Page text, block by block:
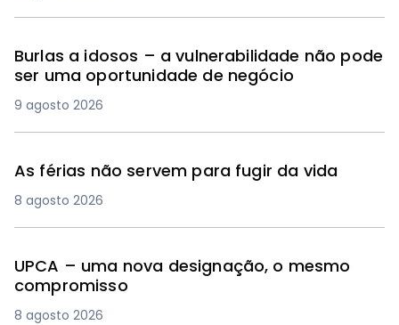
Burlas a idosos – a vulnerabilidade não pode
ser uma oportunidade de negócio
9 agosto 2026
As férias não servem para fugir da vida
8 agosto 2026
UPCA – uma nova designação, o mesmo
compromisso
8 agosto 2026